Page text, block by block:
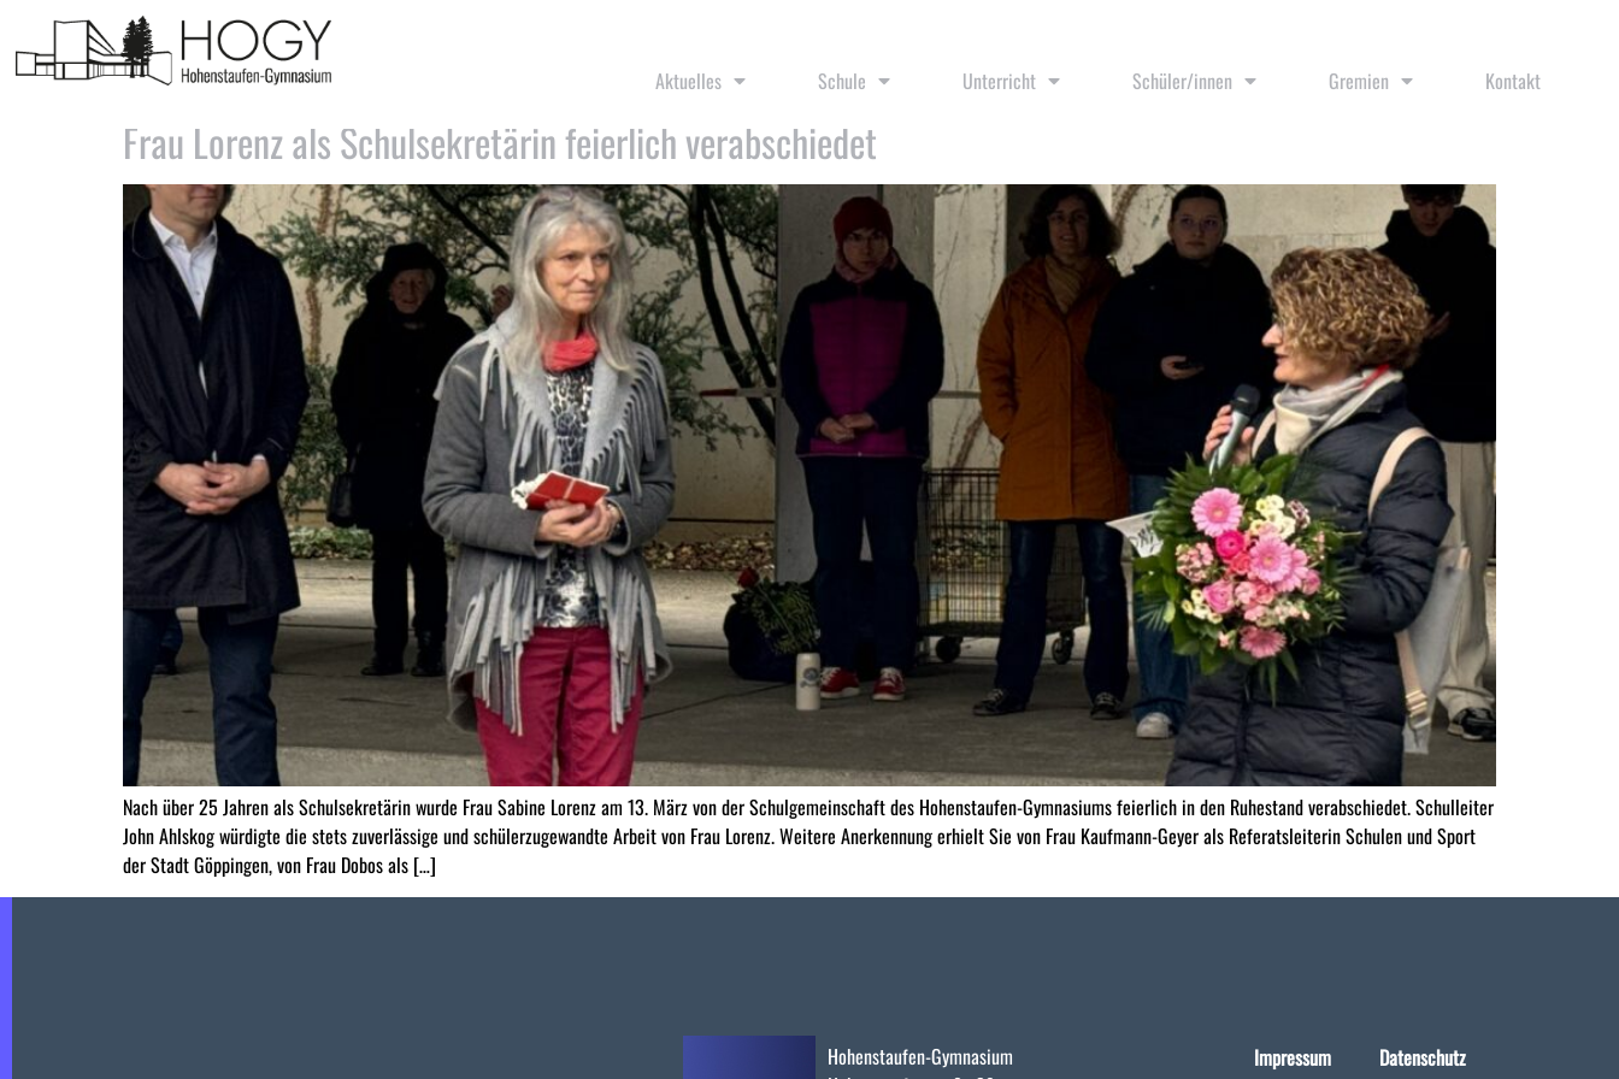
Aktuelles Schule Unterricht Schüler/innen Gremien Kontakt
Schlagwort:
Frau Lorenz als Schulsekretärin feierlich verabschiedet
Nach über 25 Jahren als Schulsekretärin wurde Frau Sabine Lorenz am 13. März von der Schulgemeinschaft des Hohenstaufen-Gymnasiums feierlich in den Ruhestand verabschiedet. Schulleiter
John Ahlskog würdigte die stets zuverlässige und schülerzugewandte Arbeit von Frau Lorenz. Weitere Anerkennung erhielt Sie von Frau Kaufmann-Geyer als Referatsleiterin Schulen und Sport
der Stadt Göppingen, von Frau Dobos als […]
Hohenstaufen-Gymnasium
Impressum Datenschutz